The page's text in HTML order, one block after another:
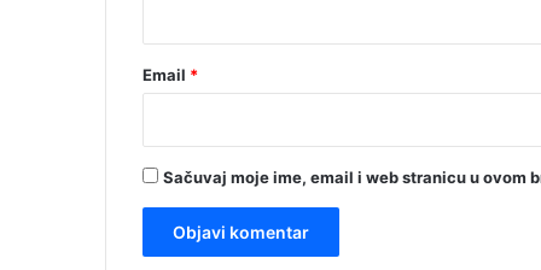
Email *
Sačuvaj moje ime, email i web stranicu u ovom